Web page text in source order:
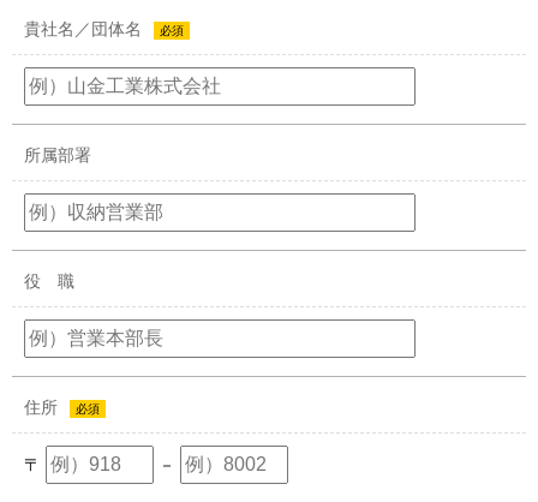
貴社名／団体名 必須
所属部署
役 職
住所 必須
〒 －